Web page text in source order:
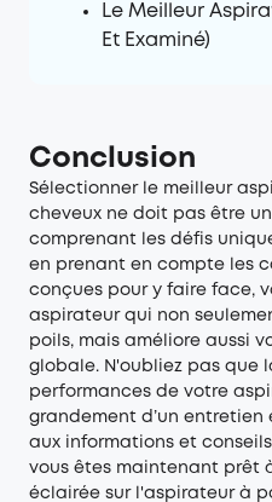
Le Meilleur
Et Examiné)
Conclusion
Sélectionner le meilleur
cheveux ne doit pas être
comprenant les défis
en prenant en compte les
conçues pour y faire face,
aspirateur qui non
poils, mais améliore aussi
globale. N'oubliez pas que
performances de votre
grandement d’un entretien
aux informations et
vous êtes maintenant prêt
éclairée sur l'aspirateur à